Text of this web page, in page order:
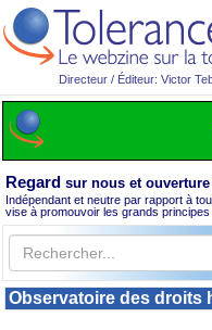
Directeur / Éditeur: Victor
Regard sur nous et
Indépendant et neutre par rapport à
vise à promouvoir les grands
Observatoire des droits